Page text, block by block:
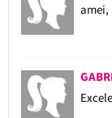
amei,